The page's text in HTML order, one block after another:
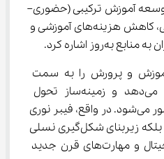
آموزش ترکیبی (حضوری–
آنلاین)، بهبود فرآیند ارزشیابی، کاهش هزینه‌های آموزشی و
و پرورش را به سمت
استانداردهای جهانی سوق می‌دهد و زمینه‌ساز تحول
دیجیتال در نظام آموزشی کشور می‌شود. در واقع، فیبر نوری
تنها یک ابزار ارتباطی نیست، بلکه زیربنای شکل‌گیری نسلی
آشنا با فناوری، یادگیری دیجیتال و مهارت‌های قرن جدید